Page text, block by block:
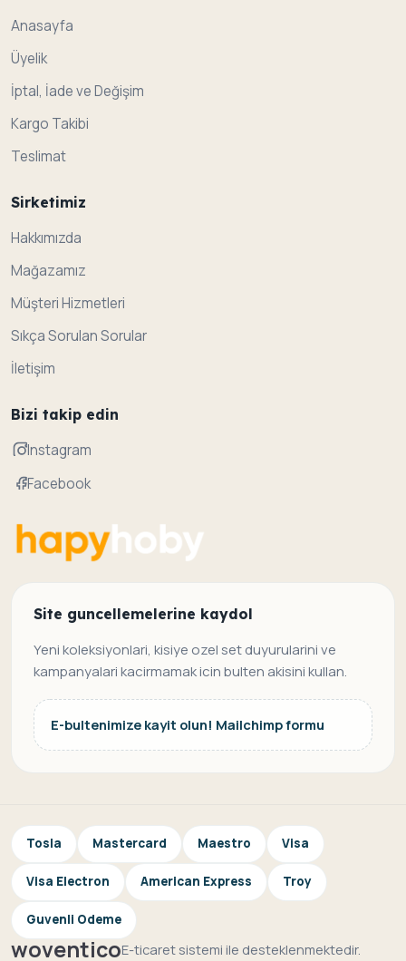
Anasayfa
Üyelik
İptal, İade ve Değişim
Kargo Takibi
Teslimat
Sirketimiz
Hakkımızda
Mağazamız
Müşteri Hizmetleri
Sıkça Sorulan Sorular
İletişim
Bizi takip edin
Instagram
Facebook
Site guncellemelerine kaydol
Yeni koleksiyonlari, kisiye ozel set duyurularini ve
kampanyalari kacirmamak icin bulten akisini kullan.
E-bultenimize kayit olun! Mailchimp formu
Tosla Mastercard Maestro Visa
Visa Electron American Express Troy
Guvenli Odeme
woventicoE-ticaret sistemi ile desteklenmektedir.